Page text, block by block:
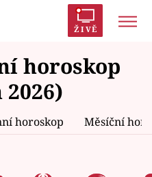
ŽIVĚ
Prostřeno!
AYTO?
horoskop
horoskop Měsíční